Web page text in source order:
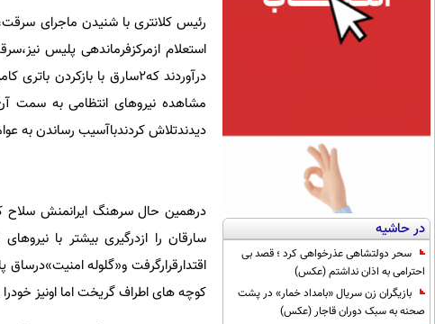
در حاشیه
سحر دولتشاهی عذرخواهی کرد ؛ قصد بی
احترامی به اذان نداشتم (عکس)
بازیگران زن سریال «بامداد خمار» در پشت
صحنه به سبک دوران قاجار (عکس)
رئیس کلانتری با شنیدن ماجرای
درآوردند که۲سارق با
مشاهده نیروهای انتظامی به سمت آن
دیدندتلاش کردندباآسیب رساندن به
درهمین حال سرهنگ ایرانمنش سلاح
سارقان را ازدرگیری بیشتر با
اقتدارقرارگرفت و«گلوله
کوچه های اطراف گریخت اما اونیز